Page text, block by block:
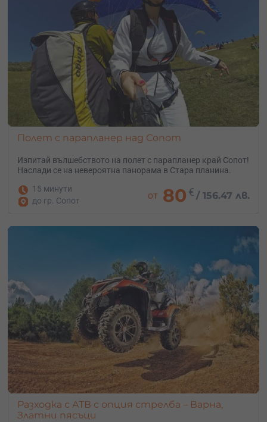
Полет с парапланер над Сопот
Изпитай вълшебството на полет с парапланер край Сопот!
Наслади се на невероятна панорама в Стара планина.
15 минути
до гр. Сопот
от 80 € /156.47 лв.
Разходка с АТВ с опция стрелба – Варна,
Златни пясъци